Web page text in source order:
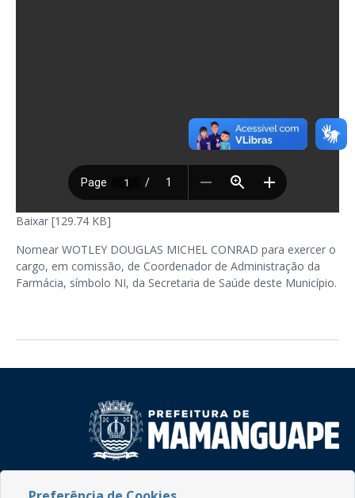
Baixar [129.74 KB]
Nomear WOTLEY DOUGLAS MICHEL CONRAD para exercer o
cargo, em comissão, de Coordenador de Administração da
Farmácia, símbolo NI, da Secretaria de Saúde deste Município.